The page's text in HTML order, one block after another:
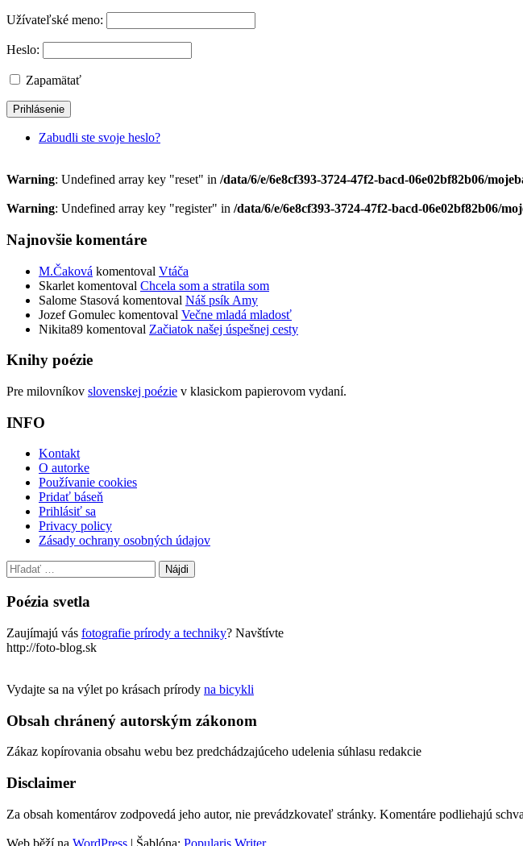
Užívateľské meno:
Heslo:
Zapamätať
Zabudli ste svoje heslo?
Warning: Undefined array key "reset" in /data/6/e/6e8cf393-3724-47f2-bacd-06e02bf82b06/
Warning: Undefined array key "register" in /data/6/e/6e8cf393-3724-47f2-bacd-06e02bf82b06/
Najnovšie komentáre
M.Čaková komentoval Vtáča
Skarlet komentoval Chcela som a stratila som
Salome Stasová komentoval Náš psík Amy
Jozef Gomulec komentoval Večne mladá mladosť
Nikita89 komentoval Začiatok našej úspešnej cesty
Knihy poézie
Pre milovníkov slovenskej poézie v klasickom papierovom vydaní.
INFO
Kontakt
O autorke
Používanie cookies
Pridať báseň
Prihlásiť sa
Privacy policy
Zásady ochrany osobných údajov
Hľadať:
Poézia svetla
Zaujímajú vás fotografie prírody a techniky? Navštívte
http://foto-blog.sk
Vydajte sa na výlet po krásach prírody na bicykli
Obsah chránený autorským zákonom
Zákaz kopírovania obsahu webu bez predchádzajúceho udelenia súhlasu redakcie
Disclaimer
Za obsah komentárov zodpovedá jeho autor, nie prevádzkovateľ stránky. Komentáre podliehajú
Web běží na WordPress | Šablóna: Popularis Writer